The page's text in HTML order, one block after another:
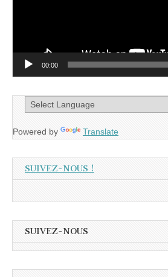
00:00
Powered by Translate
SUIVEZ-NOUS !
SUIVEZ-NOUS